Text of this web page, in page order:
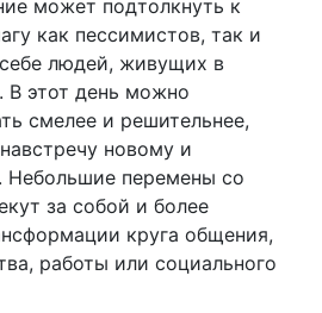
может подтолкнуть к
как пессимистов, так и
людей, живущих в
В этот день можно
смелее и решительнее,
новому и
Небольшие перемены со
за собой и более
круга общения,
работы или социального